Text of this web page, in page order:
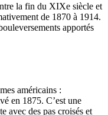
la fin du XIXe siècle et
de 1870 à 1914.
apportés
américains :
en 1875. C’est une
avec des pas croisés et